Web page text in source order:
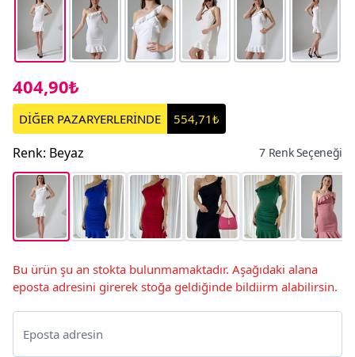
404,90₺
DİĞER PAZARYERLERİNDE 554,71₺
Renk: Beyaz 7 Renk Seçeneği
Bu ürün şu an stokta bulunmamaktadır. Aşağıdaki alana
eposta adresini girerek stoğa geldiğinde bildiirm alabilirsin.